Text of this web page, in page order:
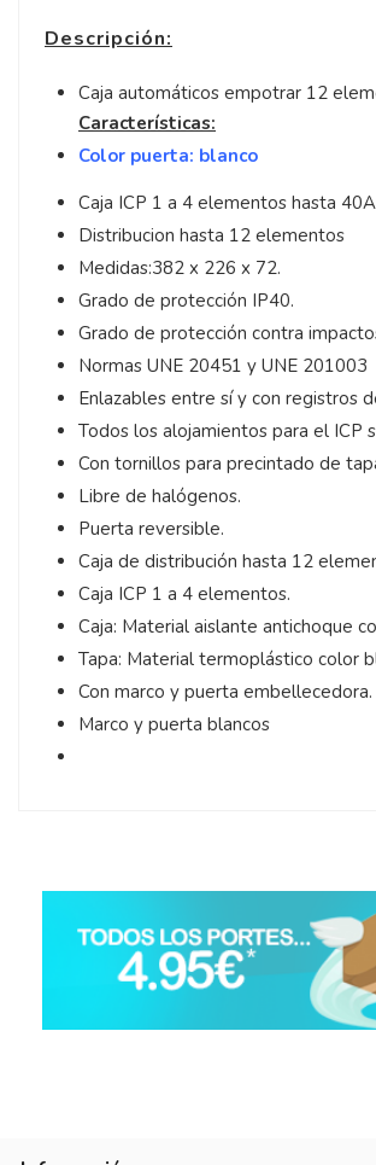
Descripción:
Caja automáticos empotrar 12
Características:
Color puerta: blanco
Caja ICP 1 a 4 elementos hasta
Distribucion hasta 12 elementos
Medidas:382 x 226 x 72.
Grado de protección IP40.
Grado de protección contra
Normas UNE 20451 y UNE 201003
Enlazables entre sí y con registros
Todos los alojamientos para el ICP
Con tornillos para precintado de
Libre de halógenos.
Puerta reversible.
Caja de distribución hasta 12
Caja ICP 1 a 4 elementos.
Caja: Material aislante antichoque
Tapa: Material termoplástico color
Con marco y puerta embellecedora.
Marco y puerta blancos